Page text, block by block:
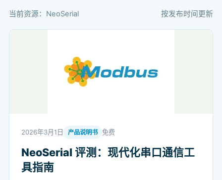
当前资源：NeoSerial 按发布时间更新
2026年3月1日 产品说明书 免费
NeoSerial 评测：现代化串口通信工
具指南